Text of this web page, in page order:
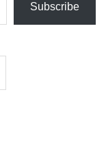
Subscribe